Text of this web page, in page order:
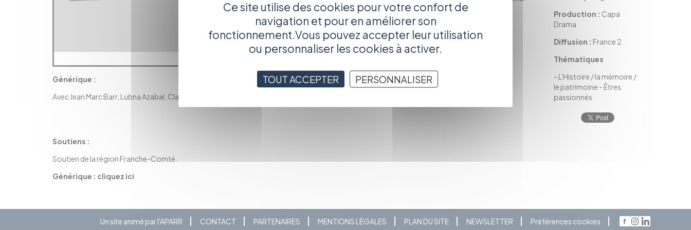
confronté à une légende locale, la Vouivre.
Générique :
Avec Jean Marc Barr, Lubna Azabal, Claude Perron, Rufus...
Production : Capa
Drama
Diffusion : France 2
Thématiques
- L'Histoire / la mémoire /
le patrimoine - Êtres
passionnés
Soutiens :
Soutien de la région Franche-Comté.
Générique : cliquez ici
Un site animé par l'APARR CONTACT PARTENAIRES MENTIONS LÉGALES PLAN DU SITE NEWSLETTER Préférences cookies
Ce site utilise des cookies pour votre confort de
navigation et pour en améliorer son
fonctionnement.Vous pouvez accepter leur utilisation
ou personnaliser les cookies à activer.
TOUT ACCEPTER PERSONNALISER